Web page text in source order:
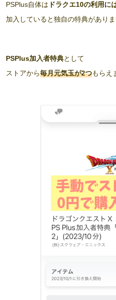
PSPlus自体は ドラクエ10の利用に
加入していると独自の特典がありま
PSPlus加入者特典として
ストアから毎月元気玉が2つもらえ